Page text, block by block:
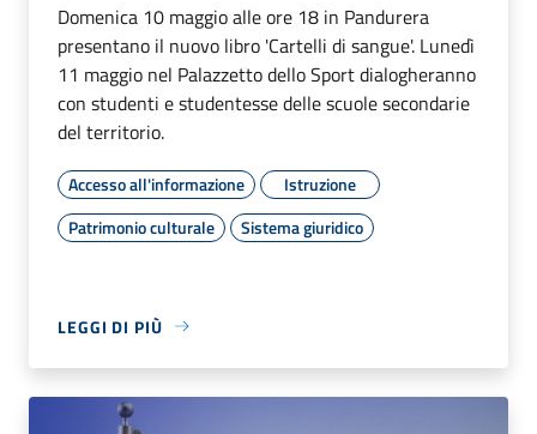
Domenica 10 maggio alle ore 18 in Pandurera
presentano il nuovo libro 'Cartelli di sangue'. Lunedì
11 maggio nel Palazzetto dello Sport dialogheranno
con studenti e studentesse delle scuole secondarie
del territorio.
Accesso all'informazione
Istruzione
Patrimonio culturale
Sistema giuridico
LEGGI DI PIÙ